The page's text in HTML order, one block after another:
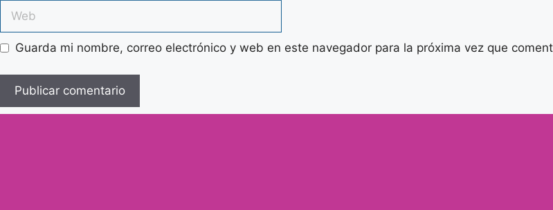
Guarda mi nombre, correo electrónico y web en este navegador para la próxima vez que